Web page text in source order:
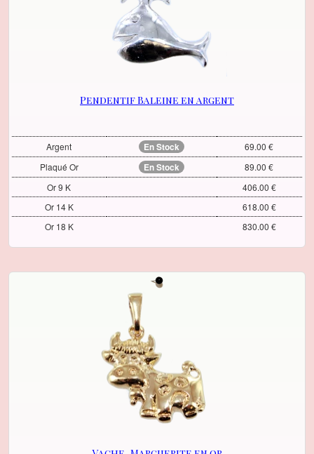
Pendentif Baleine en argent
Argent En Stock
69.00 €
Plaqué Or
En Stock
89.00 €
Or 9 K
406.00 €
Or 14 K
618.00 €
Or 18 K
830.00 €